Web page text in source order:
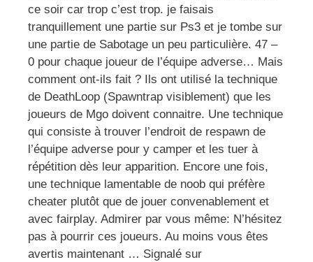
ce soir car trop c’est trop. je faisais
tranquillement une partie sur Ps3 et je tombe sur
une partie de Sabotage un peu particulière. 47 –
0 pour chaque joueur de l’équipe adverse… Mais
comment ont-ils fait ? Ils ont utilisé la technique
de DeathLoop (Spawntrap visiblement) que les
joueurs de Mgo doivent connaitre. Une technique
qui consiste à trouver l’endroit de respawn de
l’équipe adverse pour y camper et les tuer à
répétition dès leur apparition. Encore une fois,
une technique lamentable de noob qui préfère
cheater plutôt que de jouer convenablement et
avec fairplay. Admirer par vous même: N’hésitez
pas à pourrir ces joueurs. Au moins vous êtes
avertis maintenant … Signalé sur